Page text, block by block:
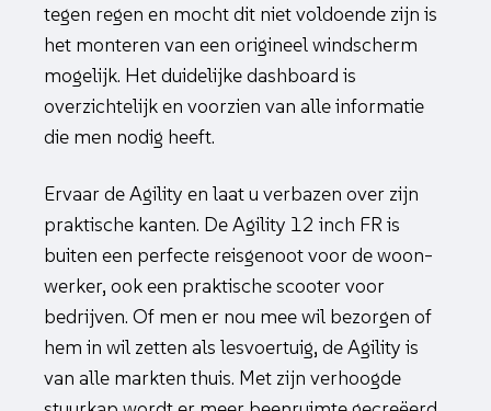
tegen regen en mocht dit niet voldoende zijn is
het monteren van een origineel windscherm
mogelijk. Het duidelijke dashboard is
overzichtelijk en voorzien van alle informatie
die men nodig heeft.
Ervaar de Agility en laat u verbazen over zijn
praktische kanten. De Agility 12 inch FR is
buiten een perfecte reisgenoot voor de woon-
werker, ook een praktische scooter voor
bedrijven. Of men er nou mee wil bezorgen of
hem in wil zetten als lesvoertuig, de Agility is
van alle markten thuis. Met zijn verhoogde